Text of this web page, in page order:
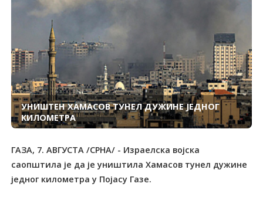
УНИШТЕН ХАМАСОВ ТУНЕЛ ДУЖИНЕ ЈЕДНОГ
КИЛОМЕТРА
ГАЗА, 7. АВГУСТА /СРНА/ - Израелска војска
саопштила је да је уништила Хамасов тунел дужине
једног километра у Појасу Газе.